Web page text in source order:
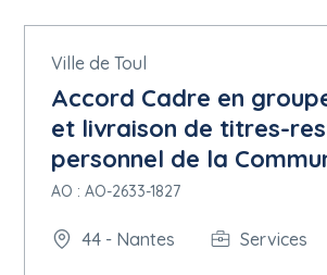
Ville de Toul
Accord Cadre en
et livraison de titres-
personnel de la
AO : AO-2633-1827
44 - Nantes Services